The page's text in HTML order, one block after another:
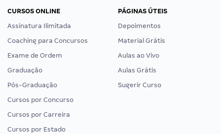
CURSOS ONLINE
Assinatura Ilimitada
Coaching para Concursos
Exame de Ordem
Graduação
Pós-Graduação
Cursos por Concurso
Cursos por Carreira
Cursos por Estado
PÁGINAS ÚTEIS
Depoimentos
Material Grátis
Aulas ao Vivo
Aulas Grátis
Sugerir Curso